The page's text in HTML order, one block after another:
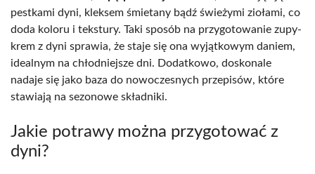
pestkami dyni, kleksem śmietany bądź świeżymi ziołami, co
doda koloru i tekstury. Taki sposób na przygotowanie zupy-
krem z dyni sprawia, że staje się ona wyjątkowym daniem,
idealnym na chłodniejsze dni. Dodatkowo, doskonale
nadaje się jako baza do nowoczesnych przepisów, które
stawiają na sezonowe składniki.
Jakie potrawy można przygotować z
dyni?